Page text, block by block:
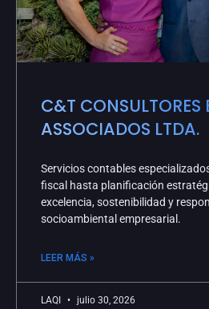
C&T CONSULTORES
ASSOCIADOS LTDA.
Servicios contables
fiscal hasta planificación
excelencia, sostenibilidad y
socioambiental empresarial.
LEER MÁS »
LAQI julio 30, 2026